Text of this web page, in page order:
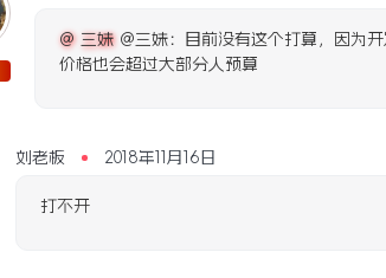
@ 三妹@三妹：目前没有这个打算，因为
价格也会超过大部分人预算
刘老板 2018年11月16日
打不开